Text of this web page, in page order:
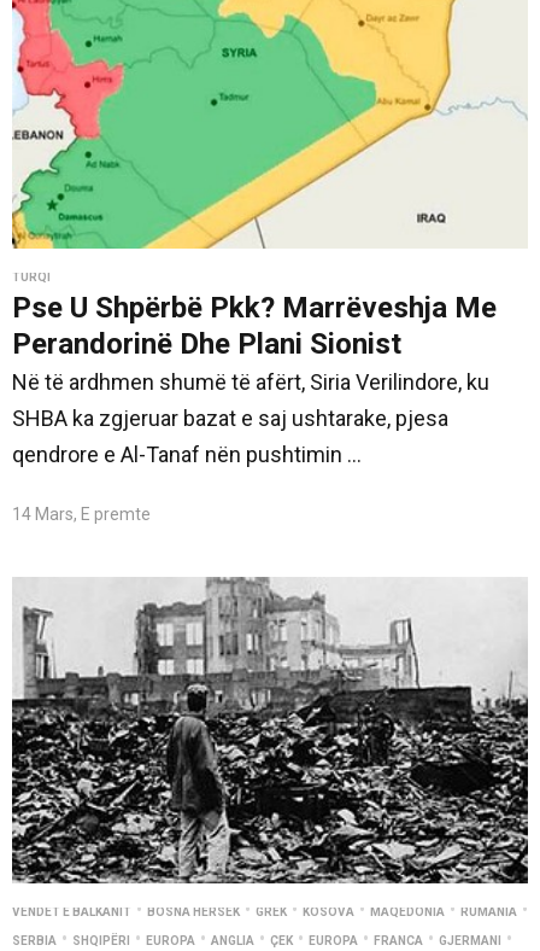
TURQI
Pse U Shpërbë Pkk? Marrëveshja Me
Perandorinë Dhe Plani Sionist
Në të ardhmen shumë të afërt, Siria Verilindore, ku
SHBA ka zgjeruar bazat e saj ushtarake, pjesa
qendrore e Al-Tanaf nën pushtimin ...
14 Mars, E premte
VENDET E BALKANIT • BOSNA HERSEK • GREK • KOSOVA • MAQEDONIA • RUMANIA •
SERBIA • SHQIPËRI • EUROPA • ANGLIA • ÇEK • EUROPA • FRANCA • GJERMANI •